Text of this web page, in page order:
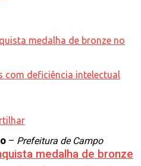
medalha de bronze
– Prefeitura de Campo